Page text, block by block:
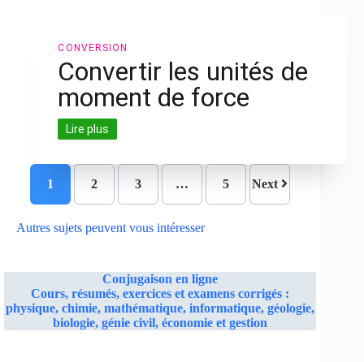
CONVERSION
Convertir les unités de
moment de force
Lire plus
1 2 3 … 5 Next
Autres sujets peuvent vous intéresser
Conjugaison en ligne
Cours, résumés, exercices et examens corrigés :
physique, chimie, mathématique, informatique, géologie,
biologie, génie civil, économie et gestion